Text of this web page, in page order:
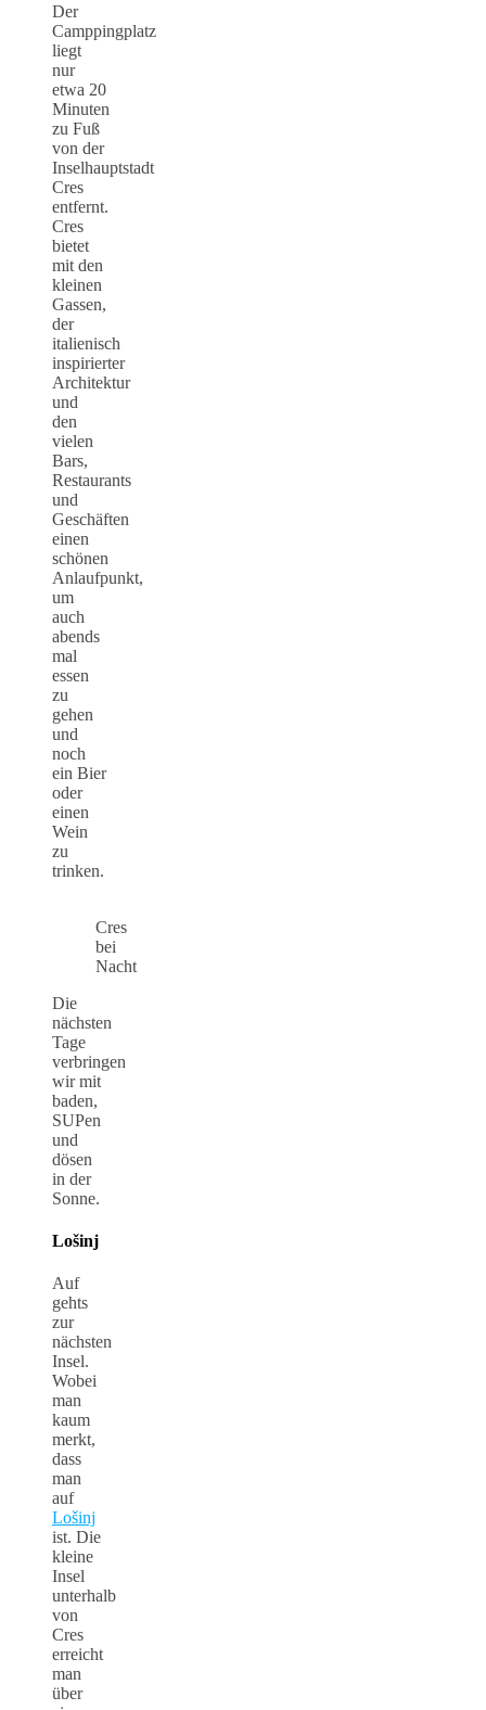
Der
Camppingplatz
liegt
nur
etwa 20
Minuten
zu Fuß
von der
Inselhauptstadt
Cres
entfernt.
Cres
bietet
mit den
kleinen
Gassen,
der
italienisch
inspirierter
Architektur
und
den
vielen
Bars,
Restaurants
und
Geschäften
einen
schönen
Anlaufpunkt,
um
auch
abends
mal
essen
zu
gehen
und
noch
ein Bier
oder
einen
Wein
zu
trinken.
Cres
bei
Nacht
Die
nächsten
Tage
verbringen
wir mit
baden,
SUPen
und
dösen
in der
Sonne.
Lošinj
Auf
gehts
zur
nächsten
Insel.
Wobei
man
kaum
merkt,
dass
man
auf
Lošinj
ist. Die
kleine
Insel
unterhalb
von
Cres
erreicht
man
über